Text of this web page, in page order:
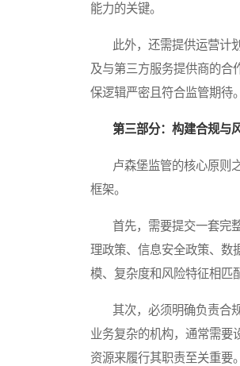
能力的关键。
此外，还需提供运营计划
及与第三方服务提供商的合
保逻辑严密且符合监管期待。
第三部分：构建合规与
卢森堡监管的核心原则之
框架。
首先，需要提交一套完整
理政策、信息安全政策、数
模、复杂度和风险特征相匹
其次，必须明确负责合规
业务复杂的机构，通常需要
资源来履行其职责至关重要。